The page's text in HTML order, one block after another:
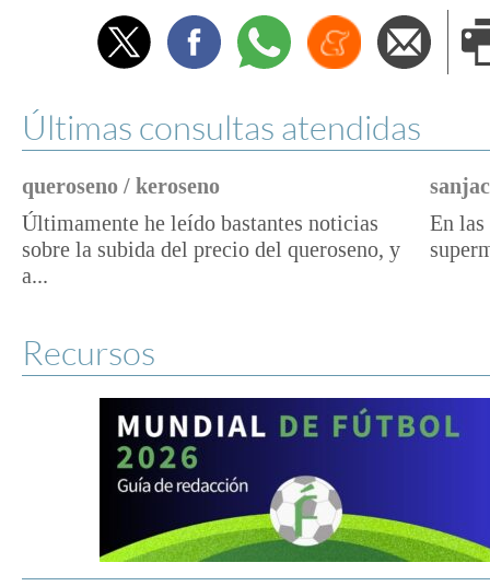
TwitterFacebookWhatsappMenéame
Últimas consultas atendidas
queroseno / keroseno
Últimamente he leído bastantes noticias
sobre la subida del precio del queroseno, y
a...
En las
Recursos